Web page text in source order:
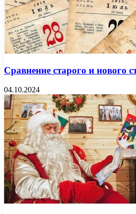
Сравнение старого и нового
04.10.2024